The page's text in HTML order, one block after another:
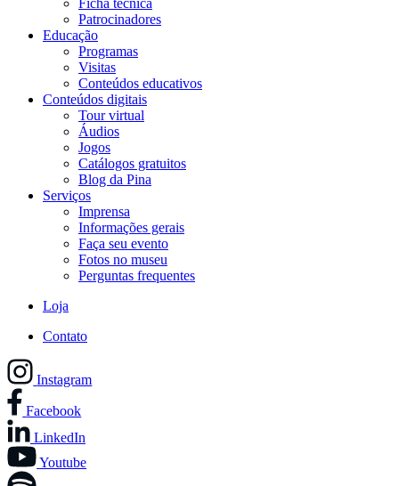
Patrocinadores
Educação
Programas
Visitas
Conteúdos educativos​
Conteúdos digitais
Tour virtual
Áudios
Jogos
Catálogos gratuitos
Blog da Pina
Serviços
Imprensa
Informações gerais
Faça seu evento
Fotos no museu
Perguntas frequentes
Loja
Contato
Instagram
Facebook
LinkedIn
Youtube